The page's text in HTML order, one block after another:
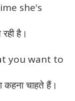
she's
है।
you want to
कहना चाहते हैं।